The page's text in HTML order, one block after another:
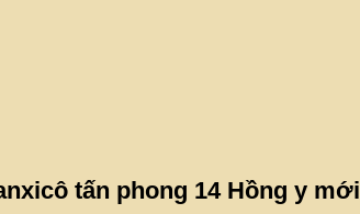
tấn phong 14 Hồng y mới